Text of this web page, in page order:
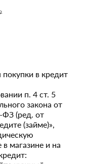
покупки в кредит
п. 4 ст. 5
закона от
ФЗ (ред. от
(займе)»,
магазине и на